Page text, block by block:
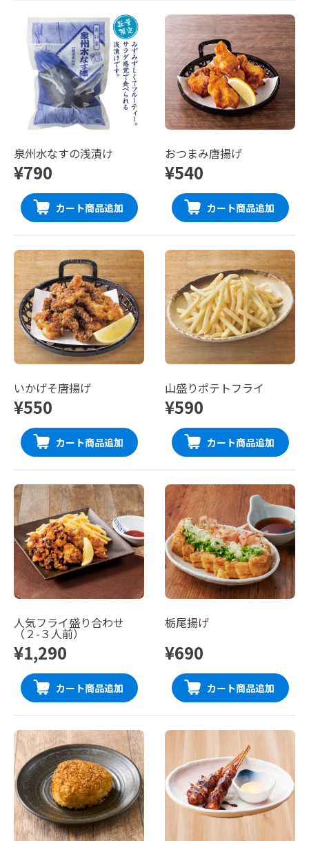
泉州水なすの浅漬け
¥790
カート商品追加
おつまみ唐揚げ
¥540
カート商品追加
いかげそ唐揚げ
¥550
カート商品追加
山盛りポテトフライ
¥590
カート商品追加
人気フライ盛り合わせ
（２-３人前）
¥1,290
カート商品追加
栃尾揚げ
¥690
カート商品追加